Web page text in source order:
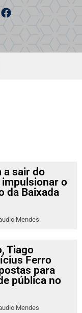
a sair do
o
da Baixada
Mendes
Tiago
Ferro
para
pública no
Mendes